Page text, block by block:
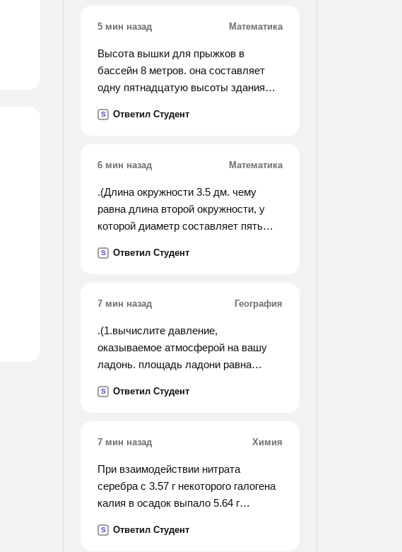
получил верные ответы?
5 мин назад Математика
Высота вышки для прыжков в
бассейн 8 метров. она составляет
одну пятнадцатую высоты здания
бассейна?
S Ответил Студент
6 мин назад Математика
.(Длина окружности 3.5 дм. чему
равна длина второй окружности, у
которой диаметр составляет пять
окружности?).
S Ответил Студент
7 мин назад География
.(1.вычислите давление,
оказываемое атмосферой на вашу
ладонь. площадь ладони равна
S Ответил Студент
7 мин назад Химия
При взаимодействии нитрата
серебра с 3.57 г некоторого галогена
калия в осадок выпало 5.64 г
галоген.
S Ответил Студент